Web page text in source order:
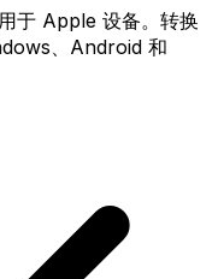
于 Apple 设备。转换
、Android 和